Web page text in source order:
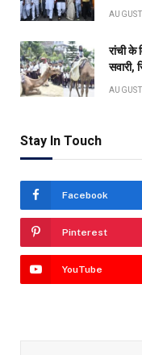
रांची के
सवारी,
Stay In Touch
Facebook
Pinterest
YouTube